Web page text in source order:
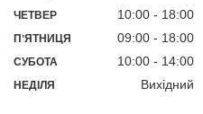
ЧЕТВЕР 10:00 18:00
ПʼЯТНИЦЯ 09:00 18:00
СУБОТА 10:00 14:00
НЕДІЛЯ Вихідний